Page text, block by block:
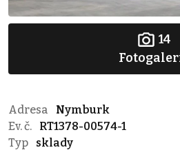
14
Adresa
Nymburk
Ev. č.
RT1378-00574-1
Typ
sklady